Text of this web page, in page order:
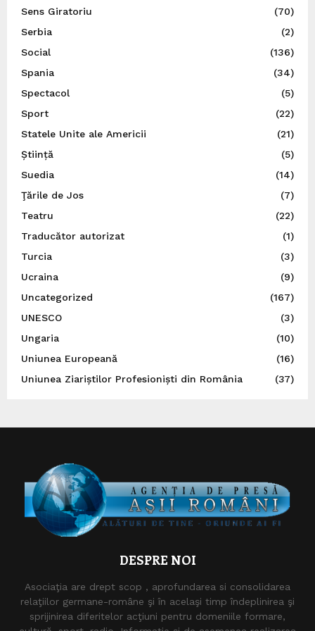
Sens Giratoriu
(70)
Serbia
(2)
Social
(136)
Spania
(34)
Spectacol
(5)
Sport
(22)
Statele Unite ale Americii
(21)
Știință
(5)
Suedia
(14)
Ţările de Jos
(7)
Teatru
(22)
Traducător autorizat
(1)
Turcia
(3)
Ucraina
(9)
Uncategorized
(167)
UNESCO
(3)
Ungaria
(10)
Uniunea Europeană
(16)
Uniunea Ziariștilor Profesioniști din România
(37)
DESPRE NOI
Asociaţia are drept scop , aprofundarea si consolidarea
relaţiilor germane-române şi în acelaşi timp îndeplinirea şi
sprijinirea diferitelor acţiuni pentru domeniile formare,